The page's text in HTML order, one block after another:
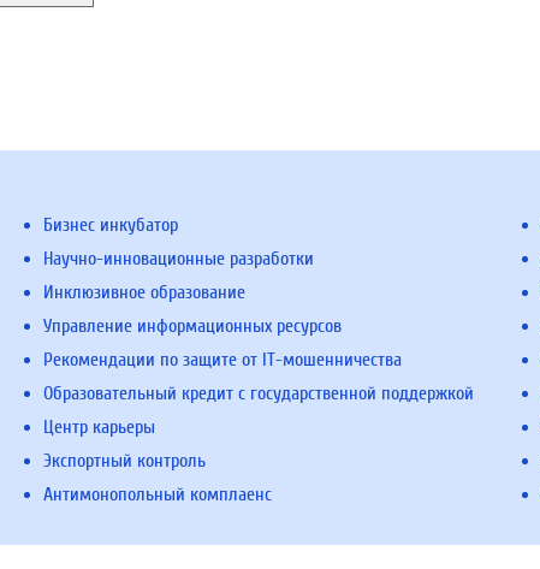
Бизнес инкубатор
Научно-инновационные разработки
Инклюзивное образование
Управление информационных ресурсов
Рекомендации по защите от IT-мошенничества
Образовательный кредит с государственной поддержкой
Центр карьеры
Экспортный контроль
Антимонопольный комплаенс